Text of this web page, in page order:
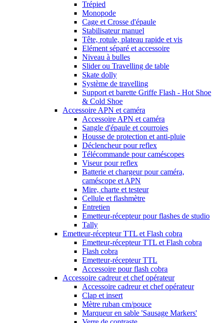
Trépied
Monopode
Cage et Crosse d'épaule
Stabilisateur manuel
Tête, rotule, plateau rapide et vis
Elément séparé et accessoire
Niveau à bulles
Slider ou Travelling de table
Skate dolly
Système de travelling
Support et barette Griffe Flash - Hot Shoe
& Cold Shoe
Accessoire APN et caméra
Accessoire APN et caméra
Sangle d'épaule et courroies
Housse de protection et anti-pluie
Déclencheur pour reflex
Télécommande pour caméscopes
Viseur pour reflex
Batterie et chargeur pour caméra,
caméscope et APN
Mire, charte et testeur
Cellule et flashmètre
Entretien
Emetteur-récepteur pour flashes de studio
Tally
Emetteur-récepteur TTL et Flash cobra
Emetteur-récepteur TTL et Flash cobra
Flash cobra
Emetteur-récepteur TTL
Accessoire pour flash cobra
Accessoire cadreur et chef opérateur
Accessoire cadreur et chef opérateur
Clap et insert
Mètre ruban cm/pouce
Marqueur en sable 'Sausage Markers'